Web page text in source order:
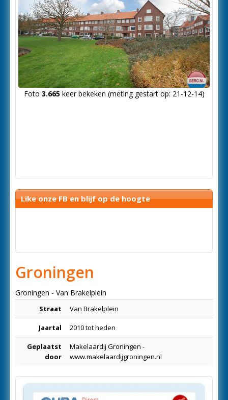
Foto 3.665keer bekeken (meting gestart op: 21-12-14)
Like onze FB en blijf op de hoogte
Groningen
Groningen - Van Brakelplein
Straat Van Brakelplein
Jaartal 2010 tot heden
Geplaatst
door
Makelaardij Groningen -
www.makelaardijgroningen.nl